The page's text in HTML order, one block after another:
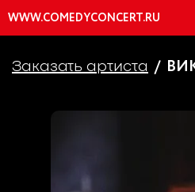
WWW.COMEDYCONCERT.RU
Заказать артиста